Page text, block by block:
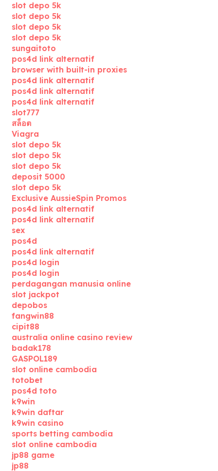
slot depo 5k
slot depo 5k
slot depo 5k
slot depo 5k
sungaitoto
pos4d link alternatif
browser with built-in proxies
pos4d link alternatif
pos4d link alternatif
pos4d link alternatif
slot777
สล็อต
Viagra
slot depo 5k
slot depo 5k
slot depo 5k
deposit 5000
slot depo 5k
Exclusive AussieSpin Promos
pos4d link alternatif
pos4d link alternatif
sex
pos4d
pos4d link alternatif
pos4d login
pos4d login
perdagangan manusia online
slot jackpot
depobos
fangwin88
cipit88
australia online casino review
badak178
GASPOL189
slot online cambodia
totobet
pos4d toto
k9win
k9win daftar
k9win casino
sports betting cambodia
slot online cambodia
jp88 game
jp88